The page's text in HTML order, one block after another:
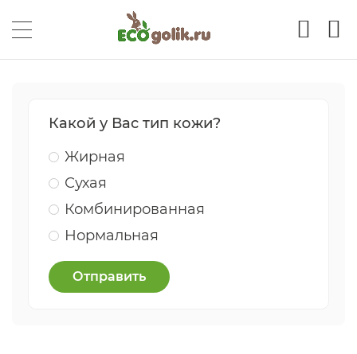
Какой у Вас тип кожи?
Жирная
Сухая
Комбинированная
Нормальная
Отправить